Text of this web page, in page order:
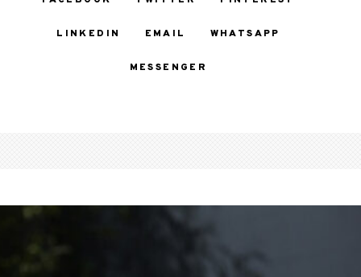
LINKEDIN EMAIL WHATSAPP
MESSENGER